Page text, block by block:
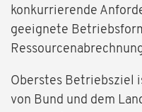
konkurrierende
geeignete
Oberstes Betriebsziel
von Bund und dem